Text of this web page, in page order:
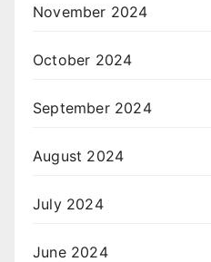
November 2024
October 2024
September 2024
August 2024
July 2024
June 2024